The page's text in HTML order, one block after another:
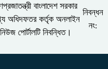
বাংলাদেশ সরকার
অধিদফতর কর্তৃক অনলাইন
নিউজ পোর্টালটি নিবন্ধিত।
নিবন্ধন
নং: